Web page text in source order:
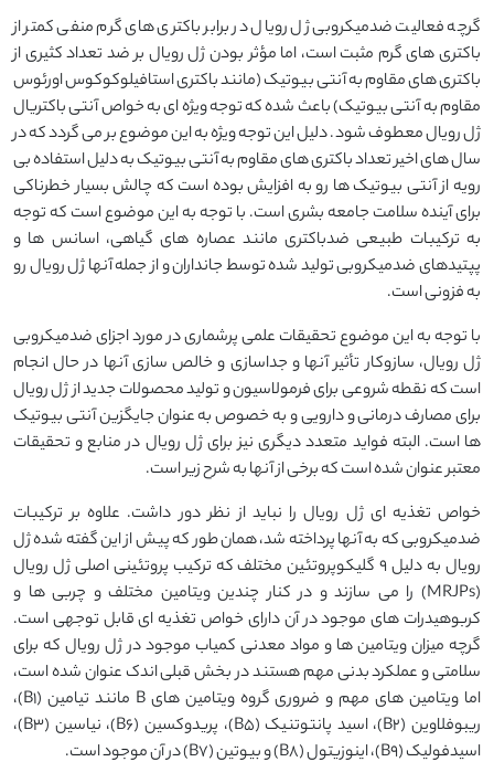
گرچه فعالیت ضدمیکروبی ژل رویال در برابر باکتری های گرم منفی کمتر از
باکتری های گرم مثبت است، اما مؤثر بودن ژل رویال بر ضد تعداد کثیری از
باکتری های مقاوم به آنتی بیوتیک (مانند باکتری استافیلوکوکوس اورئوس
مقاوم به آنتی بیوتیک) باعث شده که توجه ویژه ای به خواص آنتی باکتریال
ژل رویال معطوف شود. دلیل این توجه ویژه به این موضوع بر می گردد که در
سال های اخیر تعداد باکتری های مقاوم به آنتی بیوتیک به دلیل استفاده بی
رویه از آنتی بیوتیک ها رو به افزایش بوده است که چالش بسیار خطرناکی
برای آینده سلامت جامعه بشری است. با توجه به این موضوع است که توجه
به ترکیبات طبیعی ضدباکتری مانند عصاره های گیاهی، اسانس ها و
پپتیدهای ضدمیکروبی تولید شده توسط جانداران و از جمله آنها ژل رویال رو
به فزونی است.
با توجه به این موضوع تحقیقات علمی پرشماری در مورد اجزای ضدمیکروبی
ژل رویال، سازوکار تأثیر آنها و جداسازی و خالص سازی آنها در حال انجام
است که نقطه شروعی برای فرمولاسیون و تولید محصولات جدید از ژل رویال
برای مصارف درمانی و دارویی و به خصوص به عنوان جایگزین آنتی بیوتیک
ها است. البته فواید متعدد دیگری نیز برای ژل رویال در منابع و تحقیقات
معتبر عنوان شده است که برخی از آنها به شرح زیر است.
خواص تغذیه ای ژل رویال را نباید از نظر دور داشت. علاوه بر ترکیبات
ضدمیکروبی که به آنها پرداخته شد، همان طور که پیش از این گفته شده ژل
رویال به دلیل ۹ گلیکوپروتئین مختلف که ترکیب پروتئینی اصلی ژل رویال
(MRJPs) را می سازند و در کنار چندین ویتامین مختلف و چربی ها و
کربوهیدرات های موجود در آن دارای خواص تغذیه ای قابل توجهی است.
گرچه میزان ویتامین ها و مواد معدنی کمیاب موجود در ژل رویال که برای
سلامتی و عملکرد بدنی مهم هستند در بخش قبلی اندک عنوان شده است،
اما ویتامین های مهم و ضروری گروه ویتامین های B مانند تیامین (B1)،
ریبوفلاوین (B2)، اسید پانتوتنیک (B5)، پریدوکسین (B6)، نیاسین (B3)،
اسیدفولیک (B9)، اینوزیتول (B8) و بیوتین (B7) در آن موجود است.